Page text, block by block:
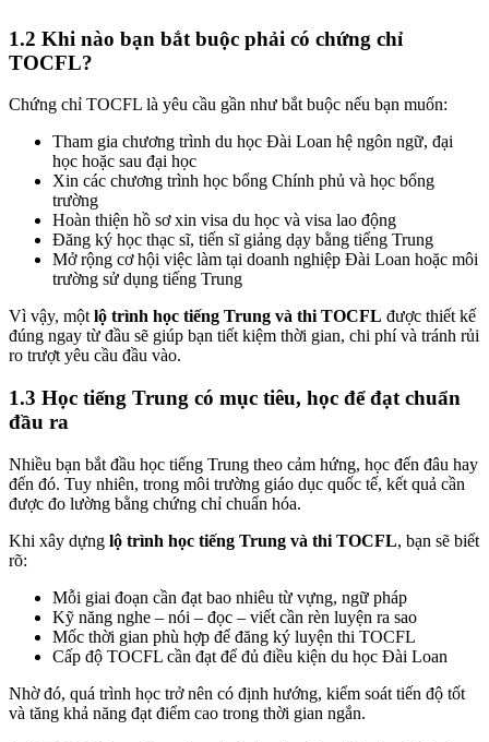
1.2 Khi nào bạn bắt buộc phải có chứng chỉ
TOCFL?
Chứng chỉ TOCFL là yêu cầu gần như bắt buộc nếu bạn muốn:
Tham gia chương trình du học Đài Loan hệ ngôn ngữ, đại
học hoặc sau đại học
Xin các chương trình học bổng Chính phủ và học bổng
trường
Hoàn thiện hồ sơ xin visa du học và visa lao động
Đăng ký học thạc sĩ, tiến sĩ giảng dạy bằng tiếng Trung
Mở rộng cơ hội việc làm tại doanh nghiệp Đài Loan hoặc môi
trường sử dụng tiếng Trung
Vì vậy, một lộ trình học tiếng Trung và thi TOCFL được thiết kế
đúng ngay từ đầu sẽ giúp bạn tiết kiệm thời gian, chi phí và tránh rủi
ro trượt yêu cầu đầu vào.
1.3 Học tiếng Trung có mục tiêu, học để đạt chuẩn
đầu ra
Nhiều bạn bắt đầu học tiếng Trung theo cảm hứng, học đến đâu hay
đến đó. Tuy nhiên, trong môi trường giáo dục quốc tế, kết quả cần
được đo lường bằng chứng chỉ chuẩn hóa.
Khi xây dựng lộ trình học tiếng Trung và thi TOCFL, bạn sẽ biết
rõ:
Mỗi giai đoạn cần đạt bao nhiêu từ vựng, ngữ pháp
Kỹ năng nghe – nói – đọc – viết cần rèn luyện ra sao
Mốc thời gian phù hợp để đăng ký luyện thi TOCFL
Cấp độ TOCFL cần đạt để đủ điều kiện du học Đài Loan
Nhờ đó, quá trình học trở nên có định hướng, kiểm soát tiến độ tốt
và tăng khả năng đạt điểm cao trong thời gian ngắn.